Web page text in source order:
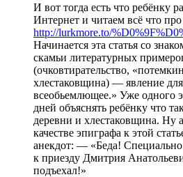
И вот тогда есть что ребёнку
Интернет и читаем всё что
http://lurkmore.to/
Начинается эта статья со
скамьи литературных
(очковтирательство,
хлестаковщина) — явление
всеобьемлющее.» Уже одного
дней объяснять ребёнку что
деревни и хлестаковщина. Ну
качестве эпиграфа к этой
анекдот: — «Беда! Специально
к приезду Дмитрия
подъехал!»